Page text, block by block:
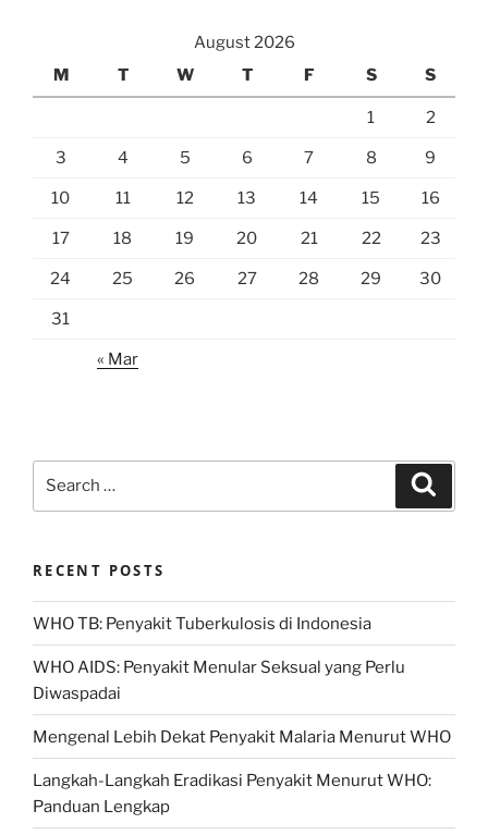
August 2026
M
T W T F S S
1 2
3 4 5 6 7 8 9
10 11 12 13 14 15 16
17 18 19 20 21 22 23
24 25 26 27 28 29 30
31
« Mar
RECENT POSTS
WHO TB: Penyakit Tuberkulosis di Indonesia
WHO AIDS: Penyakit Menular Seksual yang Perlu
Diwaspadai
Mengenal Lebih Dekat Penyakit Malaria Menurut WHO
Langkah-Langkah Eradikasi Penyakit Menurut WHO:
Panduan Lengkap